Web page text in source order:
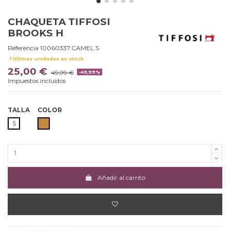
CHAQUETA TIFFOSI
BROOKS H
Referencia 10060337.CAMEL.S
Últimas unidades en stock
25,00 € 49,99 € -49,99%
Impuestos incluidos
TALLA
S
COLOR
Añadir al carrito